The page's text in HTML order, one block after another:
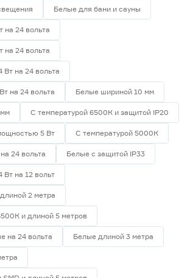
Белые для бани и сауны
24 вольта
24 вольта
на 24 вольта
на 24 вольта Белые шириной 10 мм
С температурой 6500К и защитой IP20
5 Вт С температурой 5000К
24 вольта Белые с защитой IP33
на 12 вольт
2 метра
и длиной 5 метров
на 24 вольта Белые длиной 3 метра